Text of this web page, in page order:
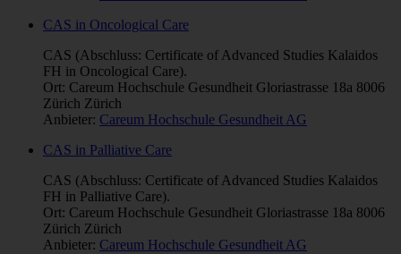
CAS in Oncological Care
CAS (Abschluss: Certificate of Advanced Studies Kalaidos
FH in Oncological Care).
Ort: Careum Hochschule Gesundheit Gloriastrasse 18a 8006
Zürich Zürich
Anbieter: Careum Hochschule Gesundheit AG
CAS in Palliative Care
CAS (Abschluss: Certificate of Advanced Studies Kalaidos
FH in Palliative Care).
Ort: Careum Hochschule Gesundheit Gloriastrasse 18a 8006
Zürich Zürich
Anbieter: Careum Hochschule Gesundheit AG